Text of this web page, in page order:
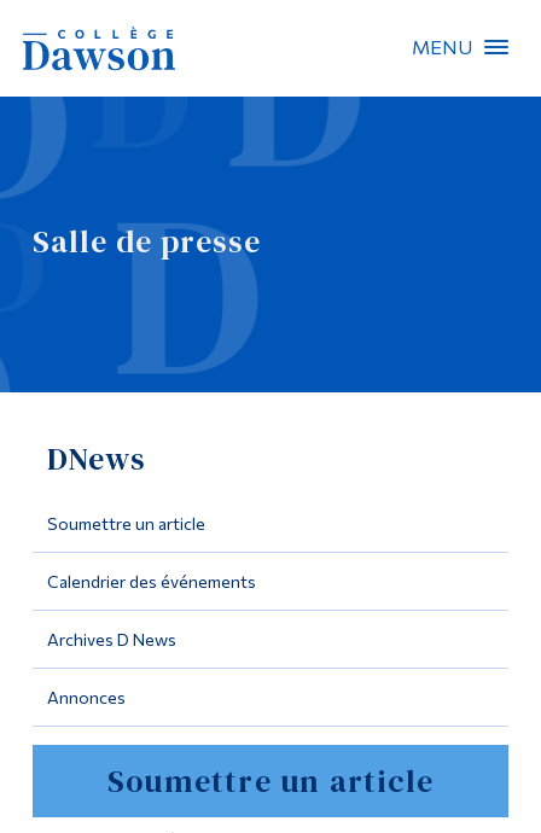
MENU
Salle de presse
DNews
Soumettre un article
Calendrier des événements
Archives D News
Annonces
Soumettre un article
Recherche sur le site
Recherche de personnes
EN
Omnivox
Outils
Programmes
Formation continue
Admissions